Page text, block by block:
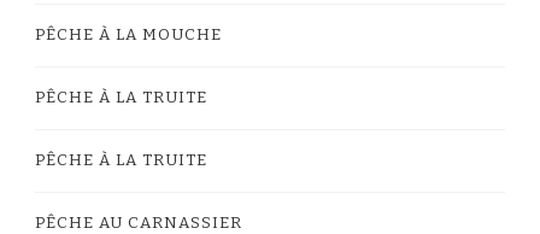
PÊCHE À LA MOUCHE
PÊCHE À LA TRUITE
PÊCHE À LA TRUITE
PÊCHE AU CARNASSIER